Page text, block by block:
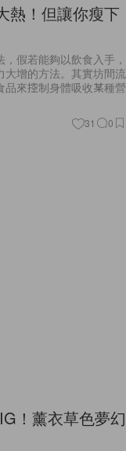
熱！但讓你瘦下
假若能夠以飲食入手，
增的方法。其實坊間流
來控制身體吸收某種營
31 0
！薰衣草色夢幻